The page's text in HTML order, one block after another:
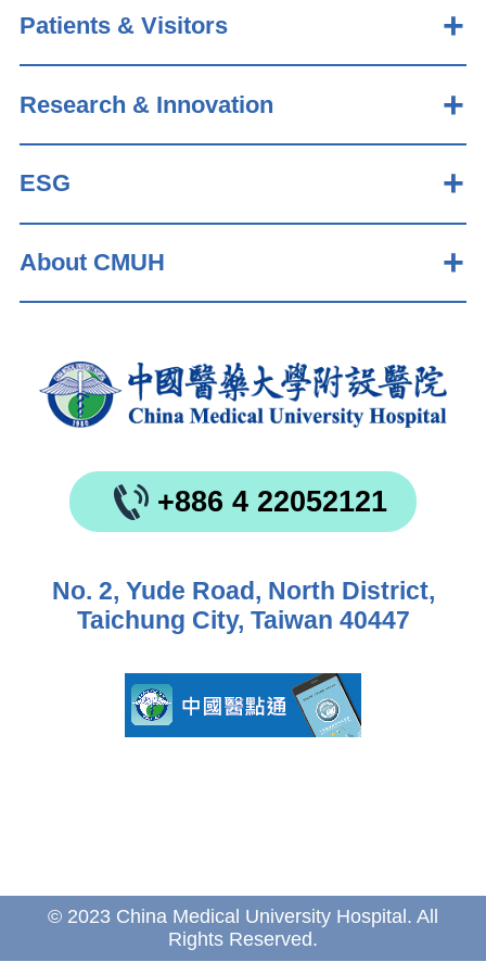
Patients & Visitors
Research & Innovation
ESG
About CMUH
+886 4 22052121
No. 2, Yude Road, North District,
Taichung City, Taiwan 40447
© 2023 China Medical University Hospital. All
Rights Reserved.